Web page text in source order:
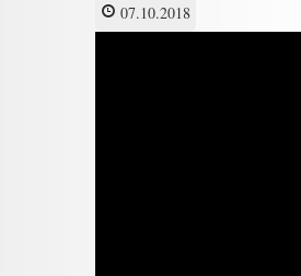
07.10.2018